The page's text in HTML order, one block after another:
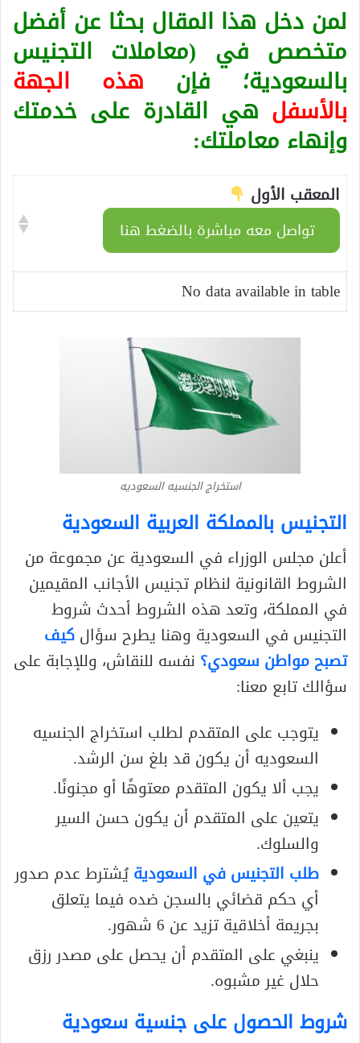
لمن دخل هذا المقال بحثا عن أفضل
متخصص في (معاملات التجنيس
بالسعودية؛ فإن هذه الجهة
بالأسفل هي القادرة على خدمتك
وإنهاء معاملتك:
المعقب الأول
تواصل معه مباشرة بالضغط هنا
No data available in table
استخراج الجنسيه السعوديه
التجنيس بالمملكة العربية السعودية
أعلن مجلس الوزراء في السعودية عن مجموعة من
الشروط القانونية لنظام تجنيس الأجانب المقيمين
في المملكة، وتعد هذه الشروط أحدث شروط
التجنيس في السعودية وهنا يطرح سؤالكيف
تصبح مواطن سعودي؟ نفسه للنقاش، وللإجابة على
سؤالك تابع معنا:
يتوجب على المتقدم لطلب استخراج الجنسيه
السعوديه أن يكون قد بلغ سن الرشد.
يجب ألا يكون المتقدم معتوهًا أو مجنونًا.
يتعين على المتقدم أن يكون حسن السير
والسلوك.
طلب التجنيس في السعوديةيُشترط عدم صدور
أي حكم قضائي بالسجن ضده فيما يتعلق
بجريمة أخلاقية تزيد عن 6 شهور.
ينبغي على المتقدم أن يحصل على مصدر رزق
حلال غير مشبوه.
شروط الحصول على جنسية سعودية